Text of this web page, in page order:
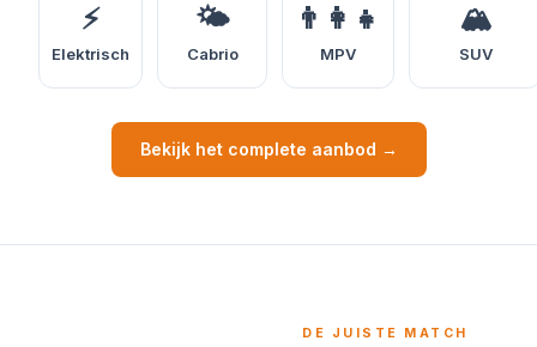
⚡
Elektrisch
🌤️
Cabrio
👨‍👩‍👧
MPV
🏔️
SUV
Bekijk het complete aanbod →
DE JUISTE MATCH